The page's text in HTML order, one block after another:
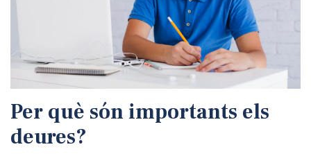
Escolars
Bell-lloc
Per què són importants els
deures?